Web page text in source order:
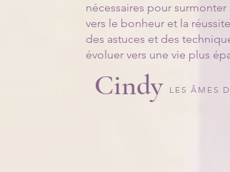
nécessaires pour
vers le bonheur et la
des astuces et des
évoluer vers une vie plus
Cindy LES ÂMES